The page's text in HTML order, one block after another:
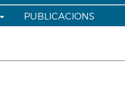
PUBLICACIONS